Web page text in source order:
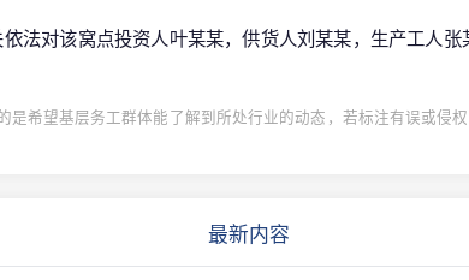
法对该窝点投资人叶某某，供货人刘某某，生产工人
是希望基层务工群体能了解到所处行业的动态，若标注有误或侵
最新内容